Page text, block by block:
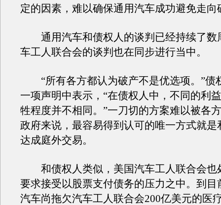
定的因素，难以确保通用汽车成功避免走向
通用汽车和债权人的谈判已经持续了数
车工人联合会的谈判也在同步进行当中。
“所有各方都认为破产不是优选项。”债
一项声明中表示，“在债权人中，不同的利
牲程度并不相同。”一刀切的方案难以被各
政府来说，最容易得到认可的唯一方式就是
达成庭外交易。
和债权人类似，美国汽车工人联合会也
要求接受以股票支付债务的压力之中。到目
汽车尚拖欠汽车工人联合会200亿美元的医